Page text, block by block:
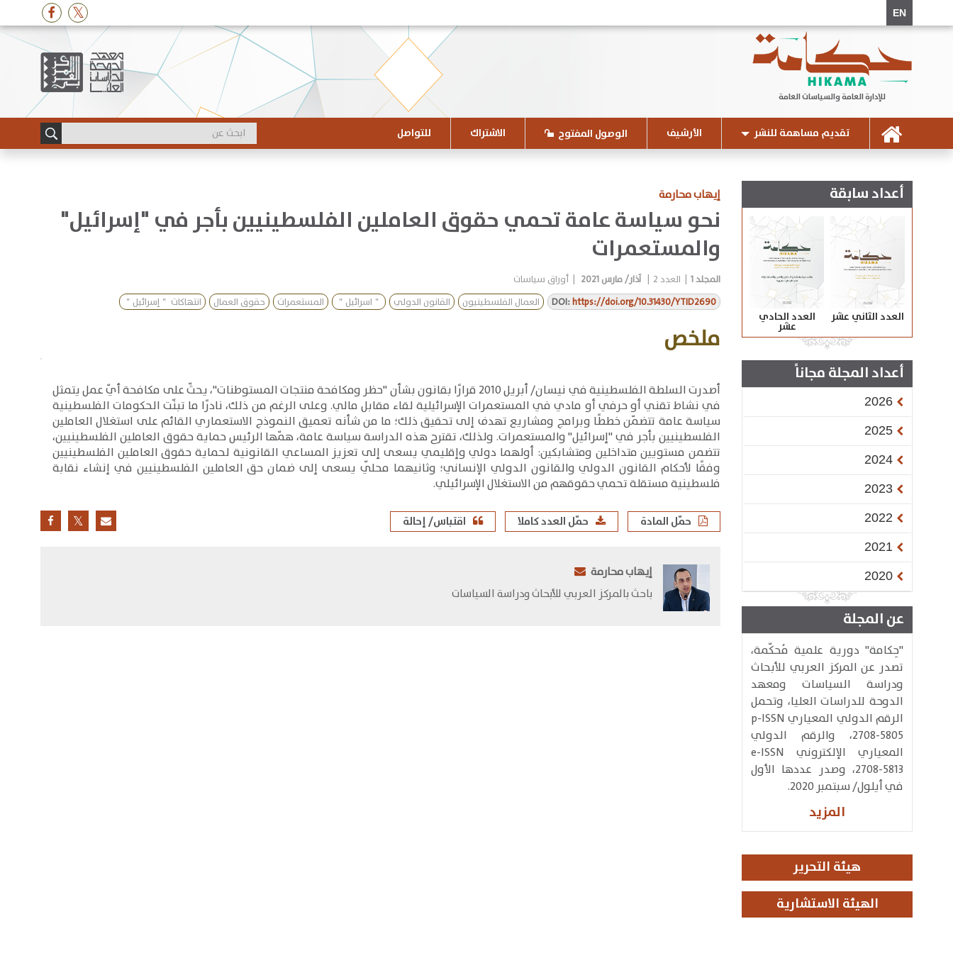
EN
للإدارة العامة والسياسات العامة
تقديم مساهمة للنشر الأرشيف الوصول المفتوح الاشتراك للتواصل
إيهاب محارمة
نحو سياسة عامة تحمي حقوق العاملين الفلسطينيين بأجر في "إسرائيل"
والمستعمرات
المجلد1 العدد2 آذار/ مارس 2021
أوراق سياسات
DOI:https://doi.org/10.31430/YTID2690 العمال الفلسطينيون القانون الدولي ＂اسرائيل＂ المستعمرات حقوق العمال انتهاكات ＂إسرائيل＂
ملخص
​أصدرت السلطة الفلسطينية في نيسان/ أبريل 2010 قرارًا بقانون بشأن "حظر ومكافحة منتجات المستوطنات"، يحثّ على مكافحة أيّ عمل يتمثل
في نشاط تقني أو حرفي أو مادي في المستعمرات الإسرائيلية لقاء مقابل مالي. وعلى الرغم من ذلك، نادرًا ما تبنّت الحكومات الفلسطينية
سياسة عامة تتضمّن خططًا وبرامج ومشاريع تهدف إلى تحقيق ذلك؛ ما من شأنه تعميق النموذج الاستعماري القائم على استغلال العاملين
الفلسطينيين بأجر في "إسرائيل" والمستعمرات. ولذلك، تقترح هذه الدراسة سياسة عامة، همّها الرئيس حماية حقوق العاملين الفلسطينيين،
تتضمن مستويين متداخلين ومتشابكين: أولهما دولي وإقليمي يسعى إلى تعزيز المساعي القانونية لحماية حقوق العاملين الفلسطينيين
وفقًا لأحكام القانون الدولي والقانون الدولي الإنساني؛ وثانيهما محلّي يسعى إلى ضمان حق العاملين الفلسطينيين في إنشاء نقابة
فلسطينية مستقلة تحمي حقوقهم من الاستغلال الإسرائيلي.
حمّل المادة حمّل العدد كاملا اقتباس/ إحالة
إيهاب محارمة
​باحث بالمركز العربي للأبحاث ودراسة السياسات
أعداد سابقة
العدد الثاني عشر العدد الحادي
عشر
أعداد المجلة مجاناً
2026
2025
2024
2023
2022
2021
2020
عن المجلة
​"حِكامة" دورية علمية مُحكّمة،
تصدر عن المركز العربي للأبحاث
ودراسة السياسات ومعهد
الدوحة للدراسات العليا، وتحمل
الرقم الدولي المعياري p-ISSN
2708-5805، والرقم الدولي
المعياري الإلكتروني e-ISSN
2708-5813​، وصدر عددها الأول
في أيلول/ سبتمبر 2020.
المزيد
هيئة التحرير
الهيئة الاستشارية